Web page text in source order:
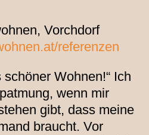
Vorchdorf
referenzen
Wohnen!“ Ich
wenn mir
gibt, dass meine
braucht. Vor